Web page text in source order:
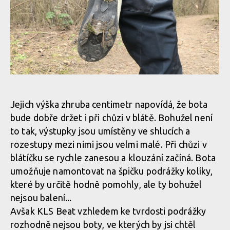
Tretry umožňují montáž hřebů, bez nich to v terénu občas
podklouzne, přední výstupky jsou nedostatečné
Tretry umožňují montáž hřebů, bez nich to v terénu občas
podklouzne, přední výstupky jsou nedostatečné
Tretry umožňují montáž hřebů, bez nich to v terénu občas
podklouzne, přední výstupky jsou nedostatečné
Tretry umožňují montáž hřebů, bez nich to v terénu občas
podklouzne, přední výstupky jsou nedostatečné
Tretry umožňují montáž hřebů, bez nich to v terénu občas
podklouzne, přední výstupky jsou nedostatečné
Vzorek na podrážce je sice výrazný, ale prostory mezi
jednotlivými figurami jsou minimální a velice snadno se zanesou
Vzorek na podrážce je sice výrazný, ale prostory mezi
jednotlivými figurami jsou minimální a velice snadno se zanesou
Jejich výška zhruba centimetr napovídá, že bota
bude dobře držet i při chůzi v blátě. Bohužel není
to tak, výstupky jsou umístěny ve shlucích a
rozestupy mezi nimi jsou velmi malé. Při chůzi v
blátíčku se rychle zanesou a klouzání začíná. Bota
umožňuje namontovat na špičku podrážky kolíky,
které by určitě hodně pomohly, ale ty bohužel
nejsou balení...
Avšak KLS Beat vzhledem ke tvrdosti podrážky
rozhodně nejsou boty, ve kterých by jsi chtěl